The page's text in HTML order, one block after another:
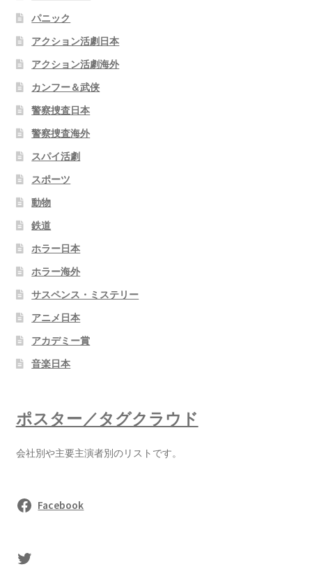
パニック
アクション活劇日本
アクション活劇海外
カンフー＆武侠
警察捜査日本
警察捜査海外
スパイ活劇
スポーツ
動物
鉄道
ホラー日本
ホラー海外
サスペンス・ミステリー
アニメ日本
アカデミー賞
音楽日本
ポスター／タグクラウド
会社別や主要主演者別のリストです。
Facebook
sasaki's Twitter